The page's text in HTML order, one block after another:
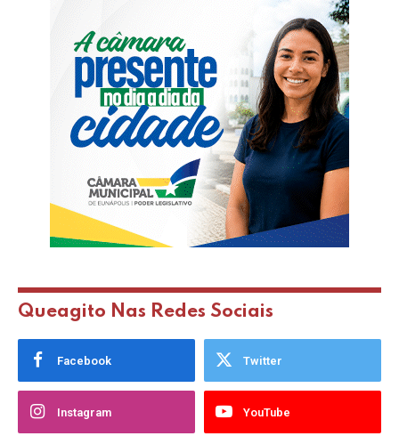
Queagito Nas Redes Sociais
Facebook Twitter
Instagram YouTube